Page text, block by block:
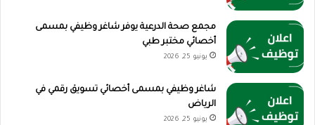
مجمع صحة الدرعية يوفر شاغر وظيفي بمسمى
أخصائي مختبر طبي
يونيو 25, 2026
شاغر وظيفي بمسمى أخصائي تسويق رقمي في
الرياض
يونيو 25, 2026